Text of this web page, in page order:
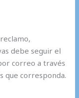
debe seguir el
correo a través
que corresponda.